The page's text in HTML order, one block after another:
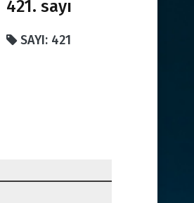
421. sayı
SAYI: 421